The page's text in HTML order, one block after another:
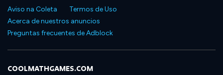
Aviso na Coleta
Termos de Uso
Acerca de nuestros anuncios
Preguntas frecuentes de Adblock
COOLMATHGAMES.COM